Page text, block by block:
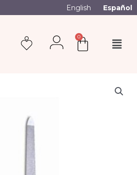
English Español
0